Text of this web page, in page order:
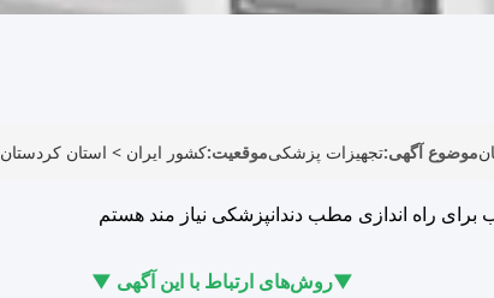
موضوع آگهی:تجهیزات پزشکیموقعیت:کشور ایران > استان کردستان
برای راه اندازی مطب دندانپزشکی نیاز مند هستم
▼روش‌های ارتباط با این آگهی ▼